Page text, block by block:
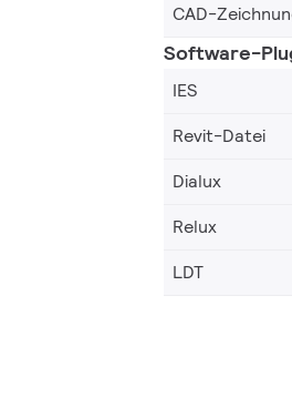
CAD-
Software-
IES
Revit-Datei
Dialux
Relux
LDT